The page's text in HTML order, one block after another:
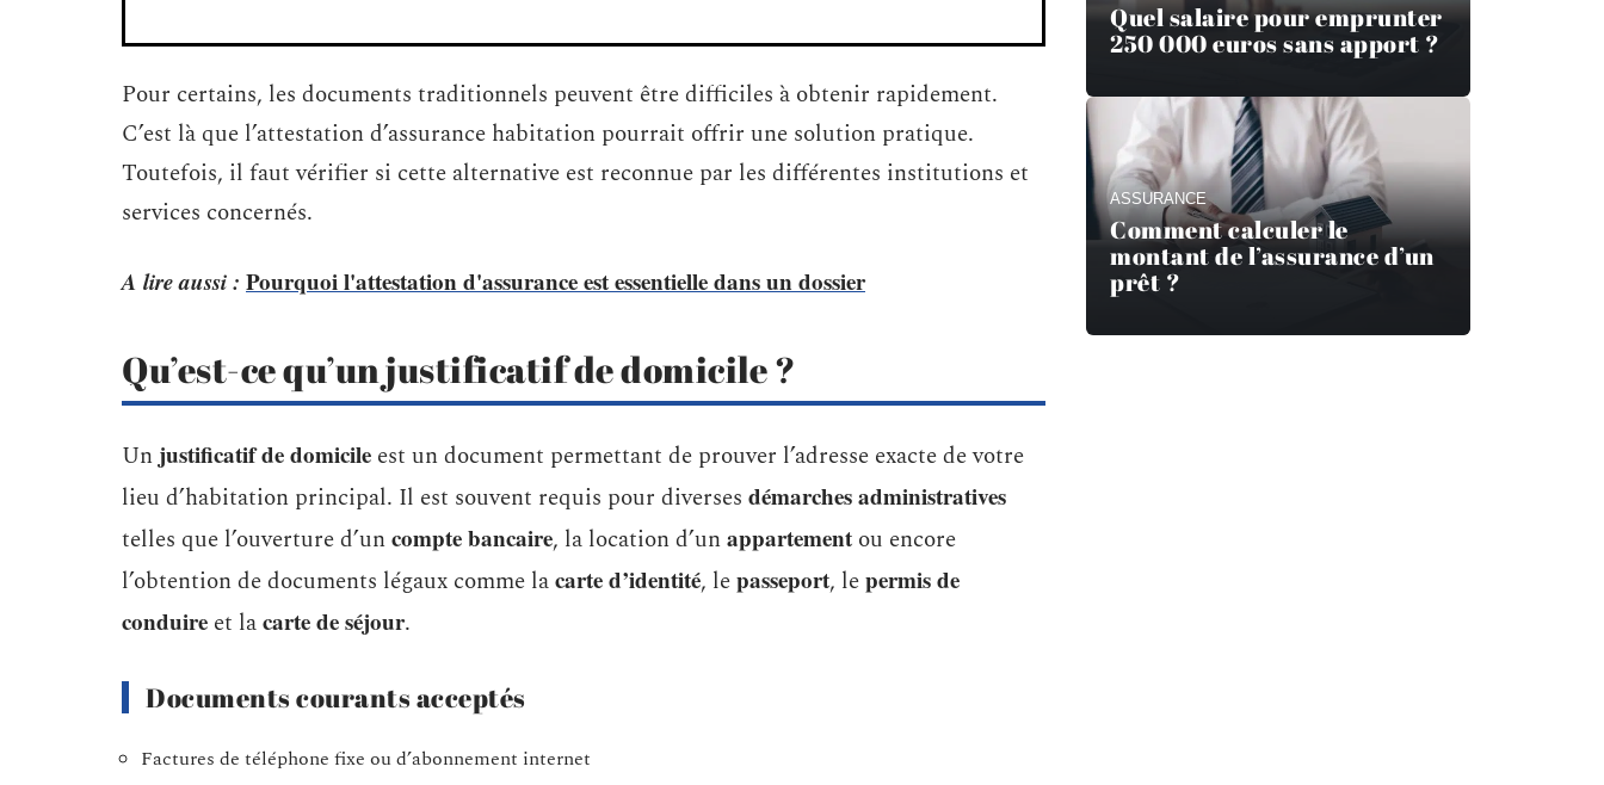
Pour certains, les documents traditionnels peuvent être difficiles à obtenir rapidement.
C’est là que l’attestation d’assurance habitation pourrait offrir une solution pratique.
Toutefois, il faut vérifier si cette alternative est reconnue par les différentes institutions et
services concernés.
A lire aussi : Pourquoi l'attestation d'assurance est essentielle dans un dossier
Qu’est-ce qu’un justificatif de domicile ?
Unjustificatif de domicile est un document permettant de prouver l’adresse exacte de votre
lieu d’habitation principal. Il est souvent requis pour diverses démarches administratives
telles que l’ouverture d’uncompte bancaire, la location d’unappartement ou encore
l’obtention de documents légaux comme lacarte d’identité, lepasseport, lepermis de
conduire et lacarte de séjour.
Documents courants acceptés
Factures de téléphone fixe ou d’abonnement internet
Quel salaire pour emprunter
250 000 euros sans apport ?
ASSURANCE
Comment calculer le
montant de l’assurance d’un
prêt ?